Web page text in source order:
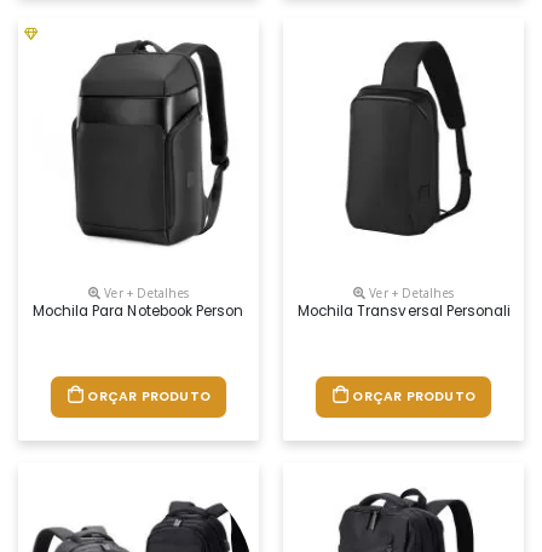
Ver + Detalhes
Mochila Para Notebook Personalizada
ORÇAR PRODUTO
Ver + Detalhes
Mochila Transversal
ORÇAR PRODUTO